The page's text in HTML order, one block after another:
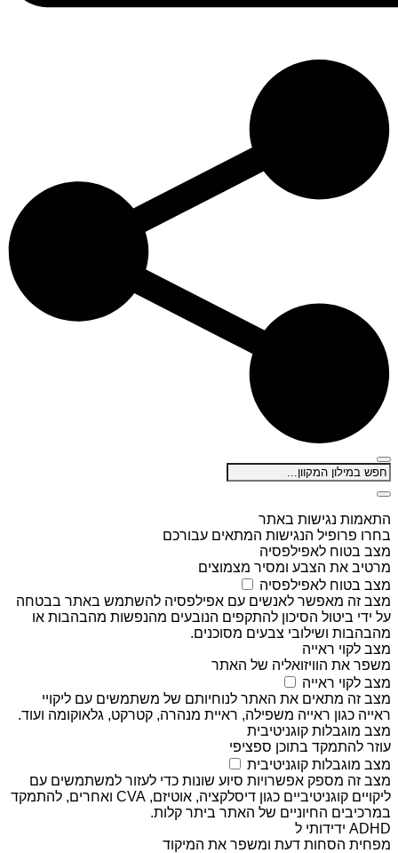
התאמות נגישות באתר
בחרו פרופיל הנגישות המתאים עבורכם
מצב בטוח לאפילפסיה
מרטיב את הצבע ומסיר מצמוצים
מצב בטוח לאפילפסיה
מצב זה מאפשר לאנשים עם אפילפסיה להשתמש באתר בבטחה
על ידי ביטול הסיכון להתקפים הנובעים מהנפשות מהבהבות או
מהבהבות ושילובי צבעים מסוכנים.
מצב לקוי ראייה
משפר את הוויזואליה של האתר
מצב לקוי ראייה
מצב זה מתאים את האתר לנוחיותם של משתמשים עם ליקויי
ראייה כגון ראייה משפילה, ראיית מנהרה, קטרקט, גלאוקומה ועוד.
מצב מוגבלות קוגניטיבית
עוזר להתמקד בתוכן ספציפי
מצב מוגבלות קוגניטיבית
מצב זה מספק אפשרויות סיוע שונות כדי לעזור למשתמשים עם
ליקויים קוגניטיביים כגון דיסלקציה, אוטיזם, CVA ואחרים, להתמקד
במרכיבים החיוניים של האתר ביתר קלות.
ADHD ידידותי ל
מפחית הסחות דעת ומשפר את המיקוד